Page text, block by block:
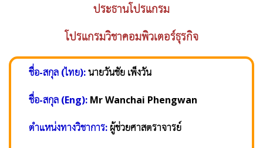
ประธานโปรแกรม
โปรแกรมวิชาคอมพิวเตอร์ธุรกิจ
ชื่อ-สกุล (ไทย):นายวันชัย เพ็งวัน
ชื่อ-สกุล (Eng): Mr ‎Wanchai Phengwan
ตำแหน่งทางวิชาการ: ผู้ช่วยศาสตราจารย์